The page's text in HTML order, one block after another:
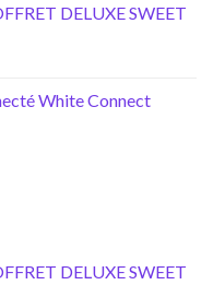
DELUXE SWEET
White Connect
DELUXE SWEET